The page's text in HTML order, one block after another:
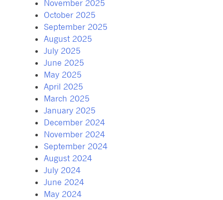
November 2025
October 2025
September 2025
August 2025
July 2025
June 2025
May 2025
April 2025
March 2025
January 2025
December 2024
November 2024
September 2024
August 2024
July 2024
June 2024
May 2024